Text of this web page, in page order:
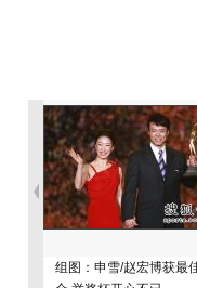
组图：申雪/赵宏博获最